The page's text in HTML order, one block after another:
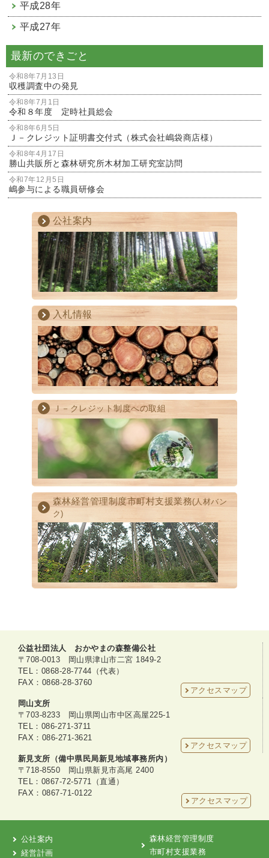
平成28年
平成27年
最新のできごと
令和8年7月13日
収穫調査中の発見
令和8年7月1日
令和８年度 定時社員総会
令和8年6月5日
Ｊ－クレジット証明書交付式（株式会社嶋袋商店様）
令和8年4月17日
勝山共販所と森林研究所木材加工研究室訪問
令和7年12月5日
嶋参与による職員研修会
公社案内
入札情報
Ｊ－クレジット制度への取組
森林経営管理制度市町村支援業務(人材バン
ク)
公益社団法人 おかやまの森整備公社
〒708-0013 岡山県津山市二宮 1849-2
TEL：0868-28-7744（代表）
FAX：0868-28-3760
アクセスマップ
岡山支所
〒703-8233 岡山県岡山市中区高屋225-1
TEL：086-271-3711
FAX：086-271-3621
アクセスマップ
新見支所（備中県民局新見地域事務所内）
〒718-8550 岡山県新見市高尾 2400
TEL：0867-72-5771（直通）
FAX：0867-71-0122
アクセスマップ
公社案内
経営計画
森林経営管理制度
市町村支援業務